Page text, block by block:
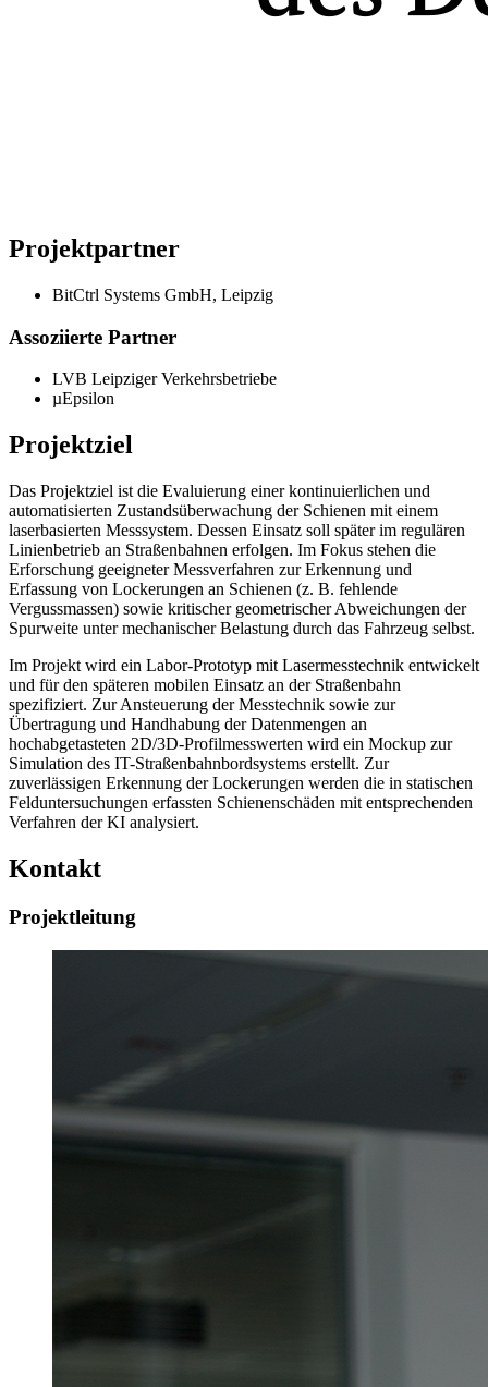
Projektpartner
BitCtrl Systems GmbH, Leipzig
Assoziierte Partner
LVB Leipziger Verkehrsbetriebe
µEpsilon
Projektziel
Das Projektziel ist die Evaluierung einer kontinuierlichen und
automatisierten Zustandsüberwachung der Schienen mit einem
laserbasierten Messsystem. Dessen Einsatz soll später im regulären
Linienbetrieb an Straßenbahnen erfolgen. Im Fokus stehen die
Erforschung geeigneter Messverfahren zur Erkennung und
Erfassung von Lockerungen an Schienen (z. B. fehlende
Vergussmassen) sowie kritischer geometrischer Abweichungen der
Spurweite unter mechanischer Belastung durch das Fahrzeug selbst.
Im Projekt wird ein Labor-Prototyp mit Lasermesstechnik entwickelt
und für den späteren mobilen Einsatz an der Straßenbahn
spezifiziert. Zur Ansteuerung der Messtechnik sowie zur
Übertragung und Handhabung der Datenmengen an
hochabgetasteten 2D/3D-Profilmesswerten wird ein Mockup zur
Simulation des IT-Straßenbahnbordsystems erstellt. Zur
zuverlässigen Erkennung der Lockerungen werden die in statischen
Felduntersuchungen erfassten Schienenschäden mit entsprechenden
Verfahren der KI analysiert.
Kontakt
Projektleitung